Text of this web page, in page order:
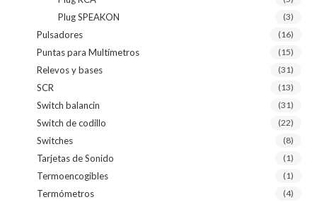
Plug SPEAKON (3)
Pulsadores (16)
Puntas para Multímetros (15)
Relevos y bases (31)
SCR (13)
Switch balancin (31)
Switch de codillo (22)
Switches (8)
Tarjetas de Sonido (1)
Termoencogibles (1)
Termómetros (4)